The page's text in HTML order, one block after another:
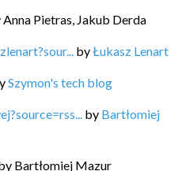
Anna Pietras, Jakub Derda
byŁukasz Lenart
Szymon's tech blog
by Bartłomiej
Bartłomiej Mazur